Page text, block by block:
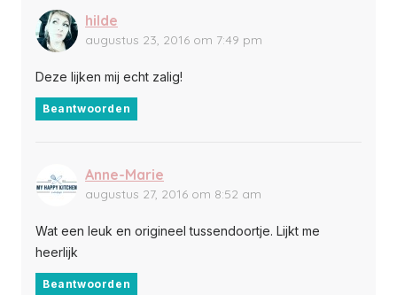
hilde
augustus 23, 2016 om 7:49 pm
Deze lijken mij echt zalig!
Beantwoorden
Anne-Marie
augustus 27, 2016 om 8:52 am
Wat een leuk en origineel tussendoortje. Lijkt me
heerlijk
Beantwoorden